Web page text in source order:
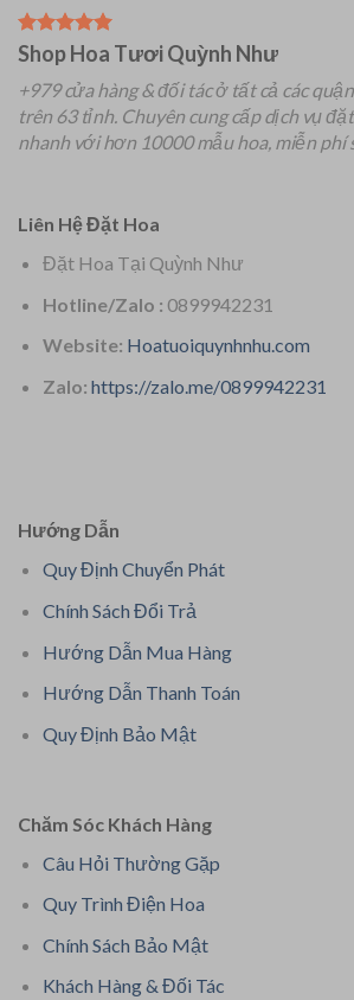
Shop Hoa Tươi Quỳnh Như
+979 cửa hàng & đối tác ở tất cả các
trên 63 tỉnh. Chuyên cung cấp dịch vụ
nhanh với hơn 10000 mẫu hoa, miễn phí
Liên Hệ Đặt Hoa
Đặt Hoa Tại Quỳnh Như
Hotline/Zalo : 0899942231
Website: Hoatuoiquynhnhu.com
Zalo: https://zalo.me/0899942231
Hướng Dẫn
Quy Định Chuyển Phát
Chính Sách Đổi Trả
Hướng Dẫn Mua Hàng
Hướng Dẫn Thanh Toán
Quy Định Bảo Mật
Chăm Sóc Khách Hàng
Câu Hỏi Thường Gặp
Quy Trình Điện Hoa
Chính Sách Bảo Mật
Khách Hàng & Đối Tác